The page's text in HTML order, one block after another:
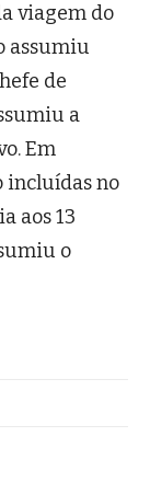
viagem do
assumiu
de
a
Em
incluídas no
aos 13
o